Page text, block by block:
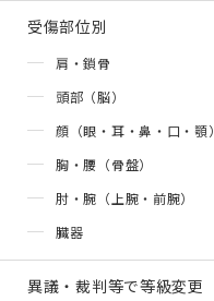
受傷部位別
肩・鎖骨
頭部（脳）
顔（眼・耳・鼻・口・顎）
胸・腰（骨盤）
肘・腕（上腕・前腕）
臓器
異議・裁判等で等級変更